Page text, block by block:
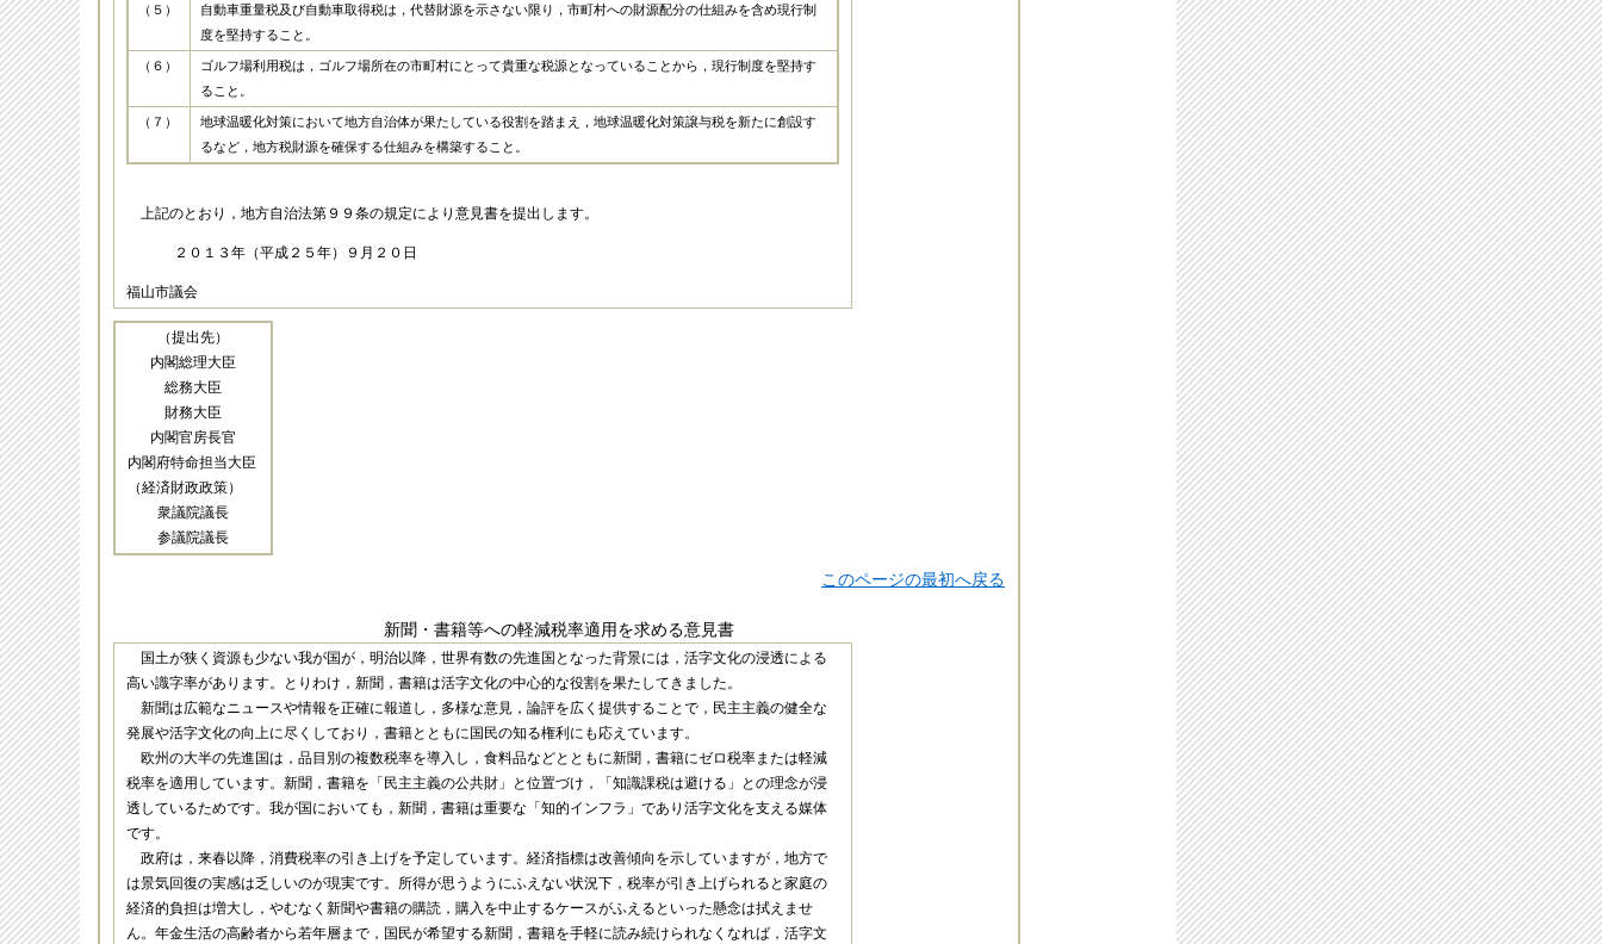
（５）
自動車重量税及び自動車取得税は，代替財源を示さない限り，市町村への財源配分の仕組みを含め現行制
度を堅持すること。
（６）
ゴルフ場利用税は，ゴルフ場所在の市町村にとって貴重な税源となっていることから，現行制度を堅持す
ること。
（７）
地球温暖化対策において地方自治体が果たしている役割を踏まえ，地球温暖化対策譲与税を新たに創設す
るなど，地方税財源を確保する仕組みを構築すること。
上記のとおり，地方自治法第９９条の規定により意見書を提出します。
２０１３年（平成２５年）９月２０日
福山市議会
（提出先）
内閣総理大臣
総務大臣
財務大臣
内閣官房長官
内閣府特命担当大臣
（経済財政政策）
衆議院議長
参議院議長
このページの最初へ戻る
新聞・書籍等への軽減税率適用を求める意見書
国土が狭く資源も少ない我が国が，明治以降，世界有数の先進国となった背景には，活字文化の浸透による
高い識字率があります。とりわけ，新聞，書籍は活字文化の中心的な役割を果たしてきました。
新聞は広範なニュースや情報を正確に報道し，多様な意見，論評を広く提供することで，民主主義の健全な
発展や活字文化の向上に尽くしており，書籍とともに国民の知る権利にも応えています。
欧州の大半の先進国は，品目別の複数税率を導入し，食料品などとともに新聞，書籍にゼロ税率または軽減
税率を適用しています。新聞，書籍を「民主主義の公共財」と位置づけ，「知識課税は避ける」との理念が浸
透しているためです。我が国においても，新聞，書籍は重要な「知的インフラ」であり活字文化を支える媒体
です。
政府は，来春以降，消費税率の引き上げを予定しています。経済指標は改善傾向を示していますが，地方で
は景気回復の実感は乏しいのが現実です。所得が思うようにふえない状況下，税率が引き上げられると家庭の
経済的負担は増大し，やむなく新聞や書籍の購読，購入を中止するケースがふえるといった懸念は拭えませ
ん。年金生活の高齢者から若年層まで，国民が希望する新聞，書籍を手軽に読み続けられなくなれば，活字文